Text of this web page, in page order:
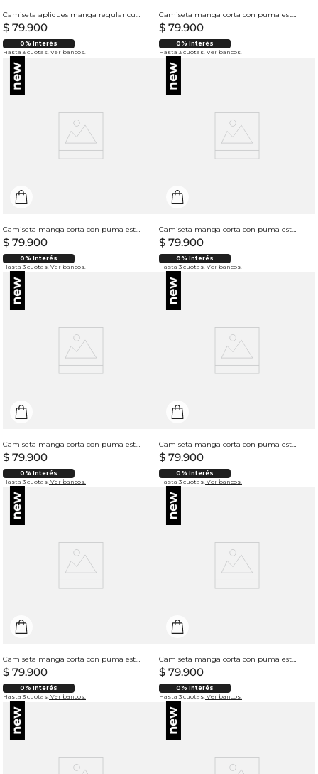
Camiseta apliques manga regular cuello redondo para hombre
$ 79.900
0% Interés
Hasta 3 cuotas. Ver bancos.
Camiseta manga corta con puma estampado para hombre
$ 79.900
0% Interés
Hasta 3 cuotas. Ver bancos.
Camiseta manga corta con puma estampado para hombre
$ 79.900
0% Interés
Hasta 3 cuotas. Ver bancos.
Camiseta manga corta con puma estampado para hombre
$ 79.900
0% Interés
Hasta 3 cuotas. Ver bancos.
Camiseta manga corta con puma estampado para hombre
$ 79.900
0% Interés
Hasta 3 cuotas. Ver bancos.
Camiseta manga corta con puma estampado para hombre
$ 79.900
0% Interés
Hasta 3 cuotas. Ver bancos.
Camiseta manga corta con puma estampado para hombre
$ 79.900
0% Interés
Hasta 3 cuotas. Ver bancos.
Camiseta manga corta con puma estampado para hombre
$ 79.900
0% Interés
Hasta 3 cuotas. Ver bancos.